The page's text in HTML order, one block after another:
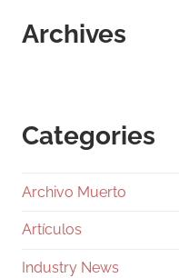
Archives
Categories
Archivo Muerto
Artículos
Industry News